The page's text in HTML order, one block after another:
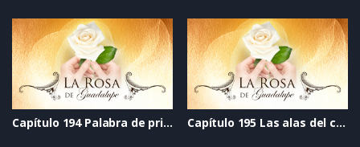
Capítulo 194 Palabra de princesa Capítulo 195 Las alas del cisne